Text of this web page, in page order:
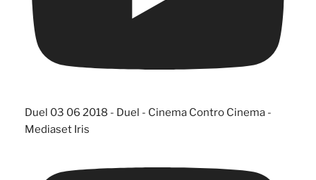
Duel 03 06 2018 - Duel - Cinema Contro Cinema -
Mediaset Iris